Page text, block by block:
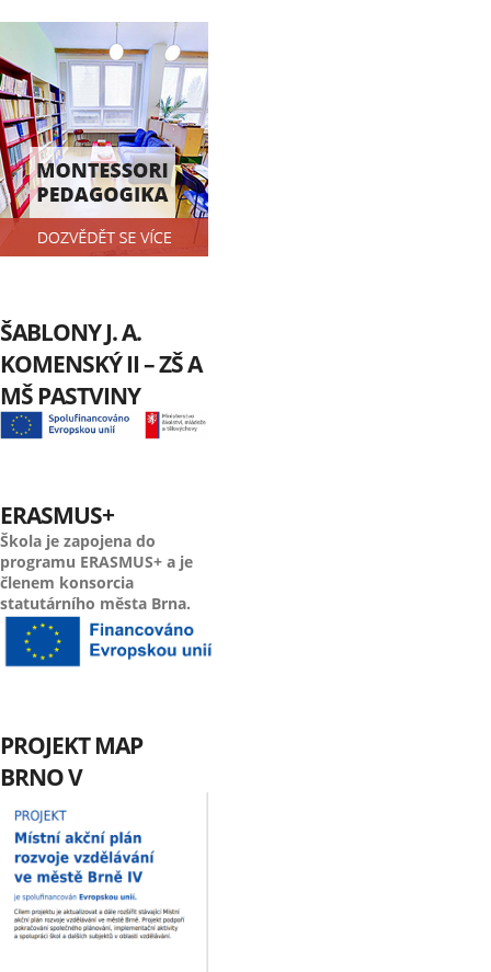
ŠABLONY J. A.
KOMENSKÝ II – ZŠ A
MŠ PASTVINY
ERASMUS+
Škola je zapojena do
programu ERASMUS+ a je
členem konsorcia
statutárního města Brna.
PROJEKT MAP
BRNO V